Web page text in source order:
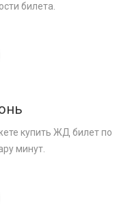
билета.
купить ЖД билет по
минут.